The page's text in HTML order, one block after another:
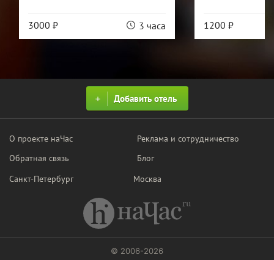
3000 ₽ 3 часа 1200 ₽
Добавить отель
О проекте наЧас
Обратная связь
Реклама и сотрудничество
Блог
Санкт-Петербург
Москва
© 2006-2026